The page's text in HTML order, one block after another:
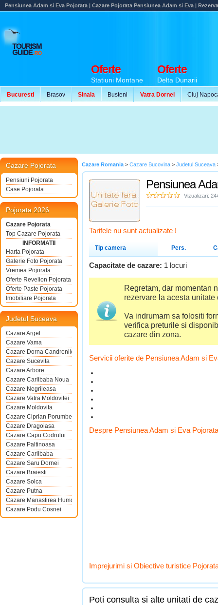
Pensiunea Adam si Eva Pojorata | Cazare Pojorata Pensiunea Adam si Eva |
Bucuresti Brasov Sinaia Busteni Vatra Dornei Cluj
Oferte
Statiuni Montane
Oferte
Delta Dunarii
Cazare Pojorata
Pensiuni Pojorata
Case Pojorata
Pojorata 2026
Cazare Pojorata
Top Cazare Pojorata
INFORMATII
Harta Pojorata
Galerie Foto Pojorata
Vremea Pojorata
Oferte Revelion Pojorata
Oferte Paste Pojorata
Imobiliare Pojorata
Judetul Suceava
Cazare Argel
Cazare Vama
Cazare Dorna Candrenilor
Cazare Sucevita
Cazare Arbore
Cazare Carlibaba Noua
Cazare Negrileasa
Cazare Vatra Moldovitei
Cazare Moldovita
Cazare Ciprian Porumbescu
Cazare Dragoiasa
Cazare Capu Codrului
Cazare Paltinoasa
Cazare Carlibaba
Cazare Saru Dornei
Cazare Braiesti
Cazare Solca
Cazare Putna
Cazare Manastirea Humorului
Cazare Podu Cosnei
Cazare Romania > Cazare Bucovina > Judetul Suceava
Pensiunea
Vizualizari:
Tarifele nu sunt actualizate !
Tip camera Pers.
Capacitate de cazare: 1 locuri
Regretam, dar momentan
rezervare la acesta unitate
Va indrumam sa folositi
verifica preturile si
cazare din zona.
Servicii oferite de Pensiunea Adam si
Despre Pensiunea Adam si Eva Pojorata
Imprejurimi si Obiective turistice
Poti consulta si alte unitati de